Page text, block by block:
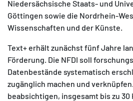
Niedersächsische Staats- und
Göttingen sowie die Nordrhein-
Wissenschaften und der Künste.
Text+ erhält zunächst fünf Jahre
Förderung. Die NFDI soll
Datenbestände systematisch
zugänglich machen und
beabsichtigen, insgesamt bis zu 30